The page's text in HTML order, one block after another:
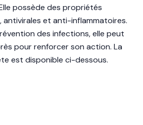
possède des propriétés
antivirales et anti-inflammatoires.
des infections, elle peut
pour renforcer son action. La
est disponible ci-dessous.